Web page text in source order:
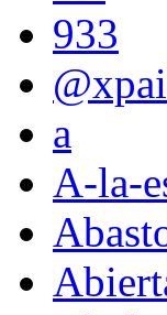
933
a
A-la-